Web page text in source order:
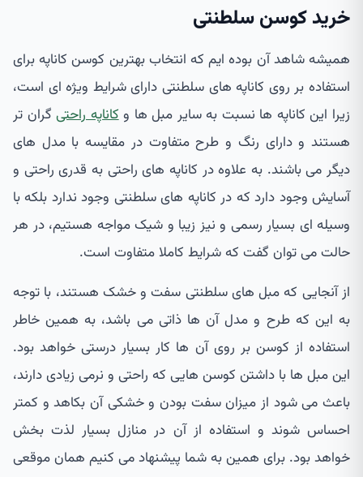
خرید کوسن سلطنتی
همیشه شاهد آن بوده ایم که انتخاب بهترین کوسن کاناپه برای
استفاده بر روی کاناپه های سلطنتی دارای شرایط ویژه ای است،
زیرا این کاناپه ها نسبت به سایر مبل ها وکاناپه راحتیگران تر
هستند و دارای رنگ و طرح متفاوت در مقایسه با مدل های
دیگر می باشند. به علاوه در کاناپه های راحتی به قدری راحتی و
آسایش وجود دارد که در کاناپه های سلطنتی وجود ندارد بلکه با
وسیله ای بسیار رسمی و نیز زیبا و شیک مواجه هستیم، در هر
حالت می توان گفت که شرایط کاملا متفاوت است.
از آنجایی که مبل های سلطنتی سفت و خشک هستند، با توجه
به این که طرح و مدل آن ها ذاتی می باشد، به همین خاطر
استفاده از کوسن بر روی آن ها کار بسیار درستی خواهد بود.
این مبل ها با داشتن کوسن هایی که راحتی و نرمی زیادی دارند،
باعث می شود از میزان سفت بودن و خشکی آن بکاهد و کمتر
احساس شوند و استفاده از آن در منازل بسیار لذت بخش
خواهد بود. برای همین به شما پیشنهاد می کنیم همان موقعی